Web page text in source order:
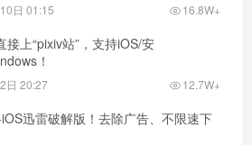
日 01:15 16.8W+
接上“pixiv站”，支持iOS/安
！
日 20:27 12.7W+
迅雷破解版！去除广告、不限速下